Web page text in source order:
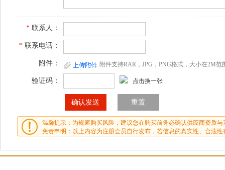
* 联系人：
* 联系电话：
附件： 附件支持RAR，JPG，PNG格式，大小在2M范
验证码： 点击换一张
温馨提示：为规避购买风险，建议您在购买前务必确认供应商资质与
免责申明：以上内容为注册会员自行发布，若信息的真实性、合法性